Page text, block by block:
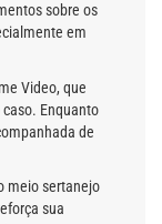
sobre os
em
Video, que
Enquanto
de
meio sertanejo
sua